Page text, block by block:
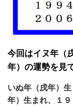
今回はイヌ年（
年）の運勢を見
いぬ年（戌年）
年）生まれ、１９